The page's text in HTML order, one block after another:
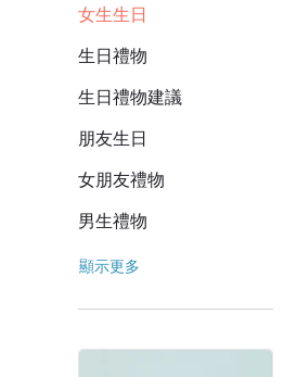
女生生日
生日禮物
生日禮物建議
朋友生日
女朋友禮物
男生禮物
顯示更多